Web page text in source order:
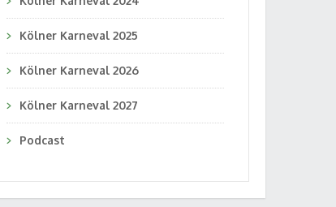
Kölner Karneval 2025
Kölner Karneval 2026
Kölner Karneval 2027
Podcast